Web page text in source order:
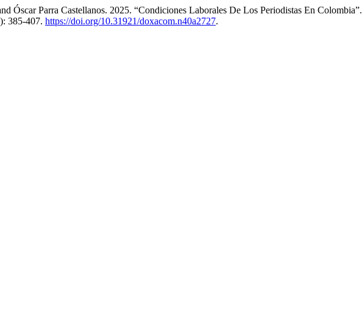
Óscar Parra Castellanos. 2025. “Condiciones Laborales De Los Periodistas En Colombia”.
385-407. https://doi.org/10.31921/doxacom.n40a2727.